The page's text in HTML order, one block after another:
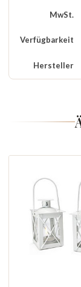
MwSt.
Verfügbarkeit
Hersteller